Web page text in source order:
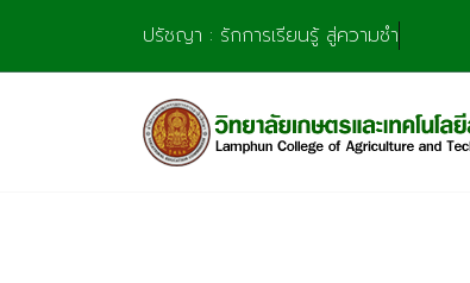
content
ปรัชญา : รักการเรียนรู้ สู่ความชำนาญ มุ่งก